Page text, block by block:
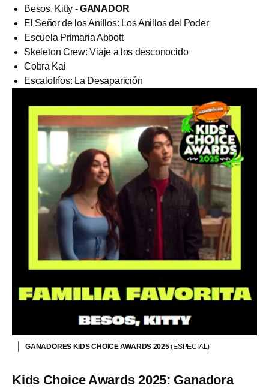
Besos, Kitty -GANADOR
El Señor de los Anillos: Los Anillos del Poder
Escuela Primaria Abbott
Skeleton Crew: Viaje a los desconocido
Cobra Kai
Escalofríos: La Desaparición
GANADORES KIDS CHOICE AWARDS 2025(ESPECIAL)
Kids Choice Awards 2025: Ganadora